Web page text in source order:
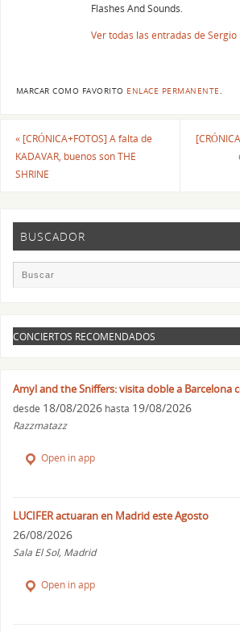
Flashes And Sounds.
Ver todas las entradas de Sergio
MARCAR COMO FAVORITO ENLACE PERMANENTE.
«[CRÓNICA+FOTOS] A falta de
KADAVAR, buenos son THE
SHRINE
BUSCADOR
CONCIERTOS RECOMENDADOS
Amyl and the Sniffers: visita doble a Barcelona
desde 18/08/2026 hasta 19/08/2026
Razzmatazz
Open in app
LUCIFER actuaran en Madrid este Agosto
26/08/2026
Sala El Sol, Madrid
Open in app